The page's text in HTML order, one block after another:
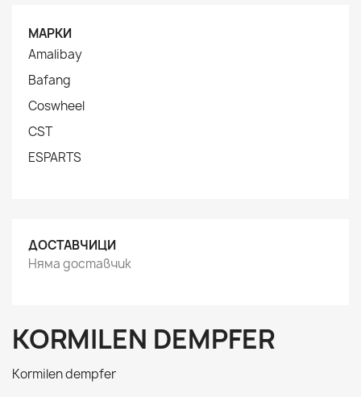
МАРКИ
Amalibay
Bafang
Coswheel
CST
ESPARTS
ДОСТАВЧИЦИ
Няма доставчик
KORMILEN DEMPFER
Kormilen dempfer